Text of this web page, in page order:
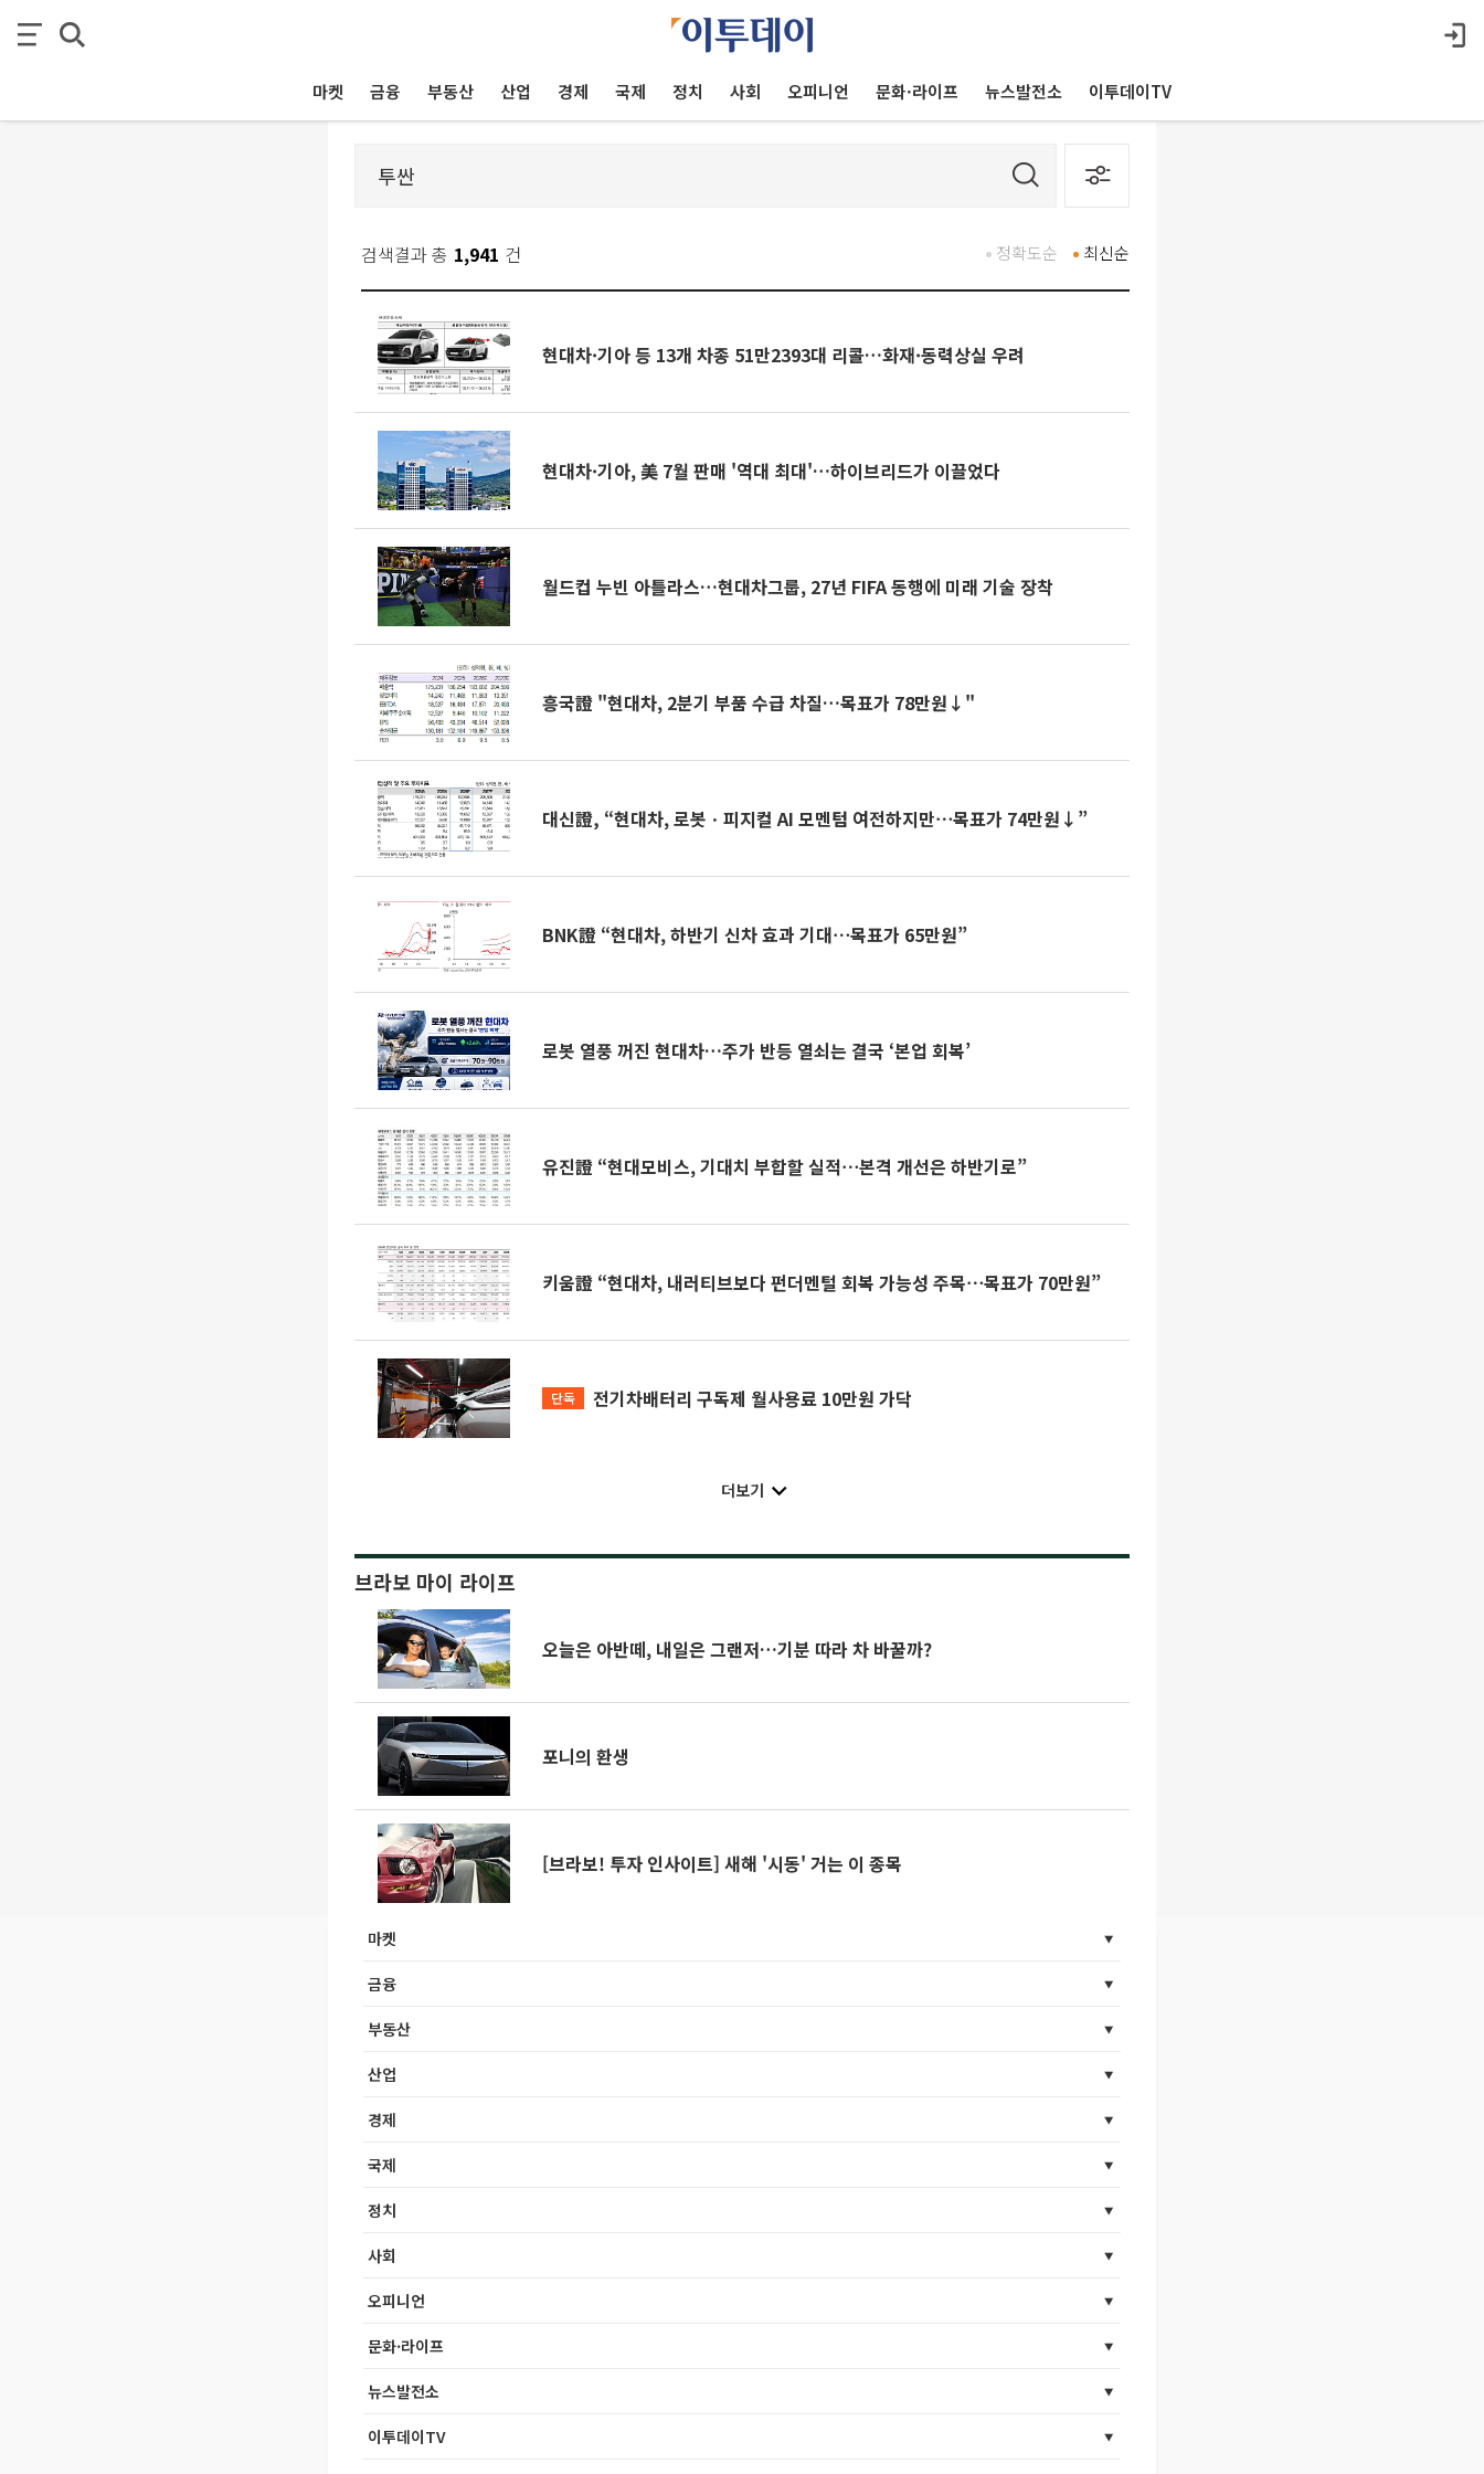
마켓 금융 부동산 산업 경제 국제 정치 사회 오피니언 문화·라이프 뉴스발전소 이투데이TV
검색결과 총 1,941 건 최신순
정확도순
현대차·기아 등 13개 차종 51만2393대 리콜…화재·동력상실 우려
현대차·기아, 美 7월 판매 '역대 최대'…하이브리드가 이끌었다
월드컵 누빈 아틀라스…현대차그룹, 27년 FIFA 동행에 미래 기술 장착
흥국證 "현대차, 2분기 부품 수급 차질…목표가 78만원↓"
대신證, “현대차, 로봇ㆍ피지컬 AI 모멘텀 여전하지만⋯목표가 74만원↓”
BNK證 “현대차, 하반기 신차 효과 기대⋯목표가 65만원”
로봇 열풍 꺼진 현대차…주가 반등 열쇠는 결국 ‘본업 회복’
유진證 “현대모비스, 기대치 부합할 실적⋯본격 개선은 하반기로”
키움證 “현대차, 내러티브보다 펀더멘털 회복 가능성 주목⋯목표가 70만원”
단독 전기차배터리 구독제 월사용료 10만원 가닥
더보기
브라보 마이 라이프
오늘은 아반떼, 내일은 그랜저…기분 따라 차 바꿀까?
포니의 환생
[브라보! 투자 인사이트] 새해 '시동' 거는 이 종목
마켓
금융
부동산
산업
경제
국제
정치
사회
오피니언
문화·라이프
뉴스발전소
이투데이TV